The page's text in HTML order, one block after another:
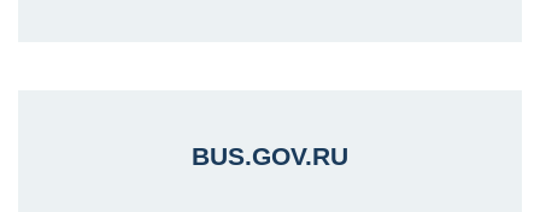
BUS.GOV.RU